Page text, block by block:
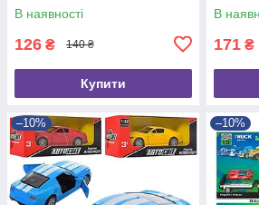
В наявності
126 ₴ 140 ₴
Купити
В
171 ₴
–10% –10%